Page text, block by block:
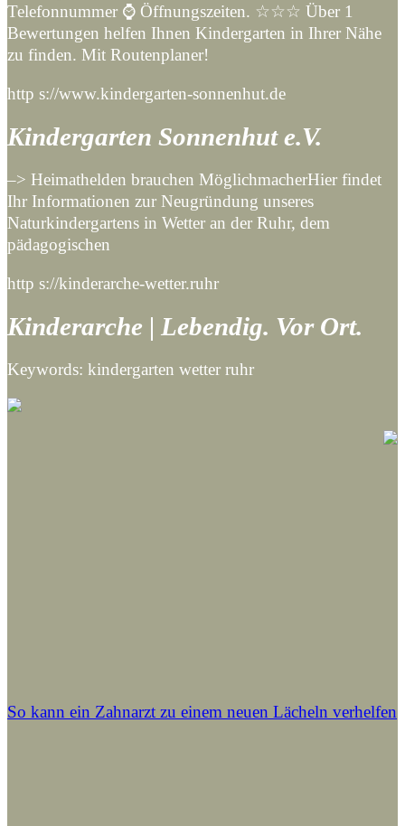
Telefonnummer ⌚ Öffnungszeiten. ☆☆☆ Über 1
Bewertungen helfen Ihnen Kindergarten in Ihrer Nähe
zu finden. Mit Routenplaner!
http s://www.kindergarten-sonnenhut.de
Kindergarten Sonnenhut e.V.
–> Heimathelden brauchen MöglichmacherHier findet
Ihr Informationen zur Neugründung unseres
Naturkindergartens in Wetter an der Ruhr, dem
pädagogischen
http s://kinderarche-wetter.ruhr
Kinderarche | Lebendig. Vor Ort.
Keywords: kindergarten wetter ruhr
So kann ein Zahnarzt zu einem neuen Lächeln verhelfen